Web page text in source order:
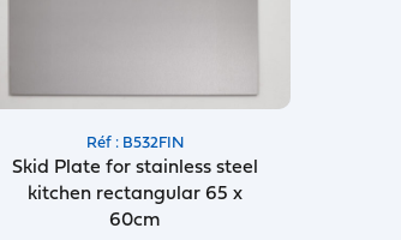
Réf : B532FIN
Skid Plate for stainless steel
kitchen rectangular 65 x
60cm